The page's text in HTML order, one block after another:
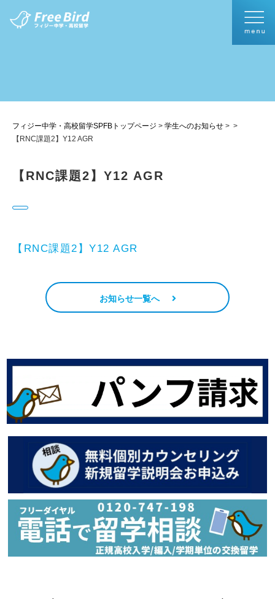
フィジー中学・高校留学SPFBトップページ > 学生へのお知らせ > >
【RNC課題2】Y12 AGR
【RNC課題2】Y12 AGR
【RNC課題2】Y12 AGR
お知らせ一覧へ